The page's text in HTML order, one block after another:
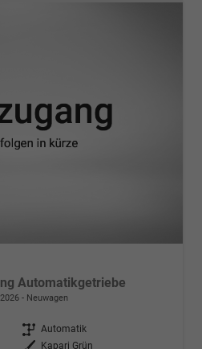
Automatikgetriebe
Neuwagen
Getriebe Automatik
Außenfarbe Kapari Grün